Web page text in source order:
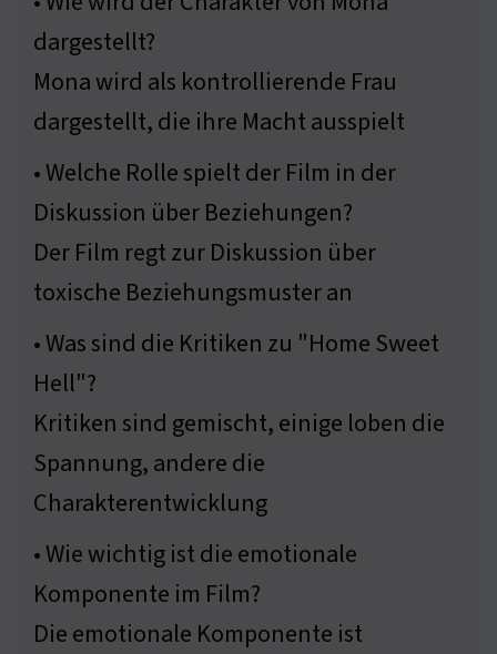
dargestellt?
Mona wird als kontrollierende Frau
dargestellt, die ihre Macht ausspielt
• Welche Rolle spielt der Film in der
Diskussion über Beziehungen?
Der Film regt zur Diskussion über
toxische Beziehungsmuster an
• Was sind die Kritiken zu "Home Sweet
Hell"?
Kritiken sind gemischt, einige loben die
Spannung, andere die
Charakterentwicklung
• Wie wichtig ist die emotionale
Komponente im Film?
Die emotionale Komponente ist